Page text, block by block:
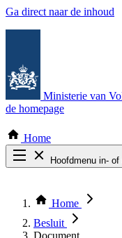
Ga direct naar de inhoud
Ministerie van
de homepage
Home
Hoofdmenu in-
Thema COVID-19
Bekijk per
Home
Besluit
Document